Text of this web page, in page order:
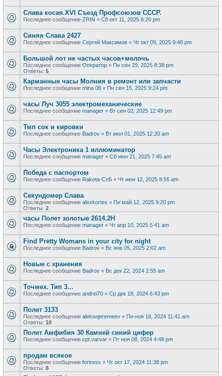
Слава косая.XVI Съезд Профсоюзов СССР.
Последнее сообщение ZRIN « Сб окт 11, 2025 6:20 pm
Синяя Слава 2427
Последнее сообщение Сергей Максимов « Чт окт 09, 2025 9:48 pm
Большой лот не частых часов+мелочь
Последнее сообщение Оператор « Пн сен 29, 2025 8:38 pm
Ответы: 5
Карманные часы Молния в ремонт или запчасти
Последнее сообщение mina 08 « Пн сен 15, 2025 9:24 pm
часы Луч 3055 электромеханические
Последнее сообщение manager « Вт сен 02, 2025 12:49 pm
Тмп сок и кировки
Последнее сообщение Badrov « Вт июл 01, 2025 12:20 am
Часы Электроника 1 иллюминатор
Последнее сообщение manager « Сб июн 21, 2025 7:45 am
Победа с паспортом
Последнее сообщение Raketa-СпБ « Чт июн 12, 2025 8:55 am
Секундомер Слава
Последнее сообщение alexkortes « Пн май 12, 2025 9:20 pm
Ответы: 2
часы Полет золотые 2614.2H
Последнее сообщение manager « Чт апр 10, 2025 5:41 am
Find Pretty Womans in your city for night
Последнее сообщение Badrov « Вс янв 05, 2025 2:02 am
Новые с хранения
Последнее сообщение Badrov « Вс дек 22, 2024 2:55 am
Точмех. Тип 3...
Последнее сообщение andrei70 « Ср дек 18, 2024 6:43 pm
Полет 3133
Последнее сообщение aleksejeremeev « Пн ноя 18, 2024 11:41 am
Ответы: 10
Полет Амфибия 30 Камней синий цифер
Последнее сообщение cpt.varvar « Пт ноя 08, 2024 4:48 pm
продам всякое
Последнее сообщение fortress « Чт окт 17, 2024 11:38 pm
Ответы: 8